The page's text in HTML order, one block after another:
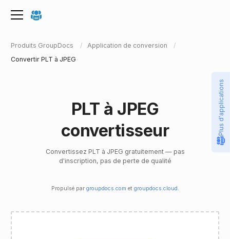
Produits GroupDocs
Application de conversion
Convertir PLT à JPEG
PLT à JPEG
convertisseur
Convertissez PLT à JPEG gratuitement — pas
d'inscription, pas de perte de qualité
Propulsé par groupdocs.com et groupdocs.cloud .
Plus d'applications